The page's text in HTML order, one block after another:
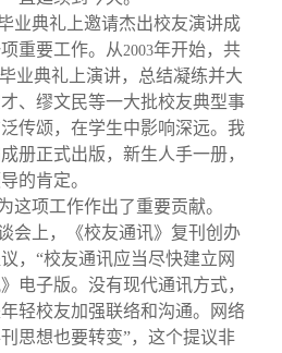
业典礼上邀请杰出校友演讲成
重要工作。从2003年开始，共
业典礼上演讲，总结凝练并大
、缪文民等一大批校友典型事
传颂，在学生中影响深远。我
册正式出版，新生人手一册，
的肯定。
这项工作作出了重要贡献。
会上，《校友通讯》复刊创办
，“校友通讯应当尽快建立网
电子版。没有现代通讯方式，
轻校友加强联络和沟通。网络
思想也要转变”，这个提议非